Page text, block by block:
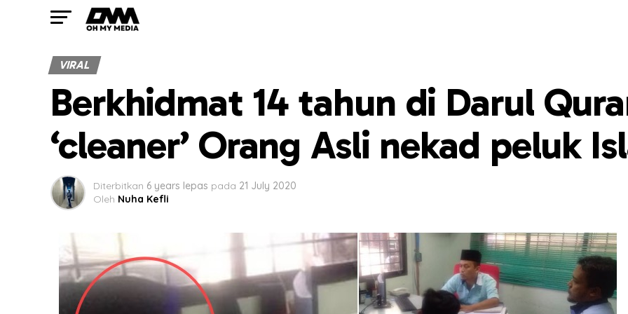
VIRAL
Berkhidmat 14 tahun di Darul
‘cleaner’ Orang Asli nekad peluk
Diterbitkan 6 years lepas pada 21 July 2020
Oleh Nuha Kefli